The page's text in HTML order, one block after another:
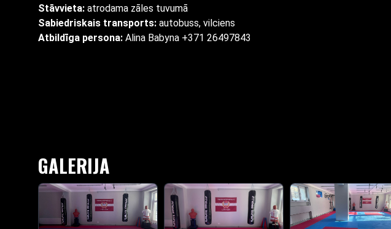
Stāvvieta: atrodama zāles tuvumā
Sabiedriskais transports: autobuss, vilciens
Atbildīga persona: Alina Babyna +371 26497843
GALERIJA